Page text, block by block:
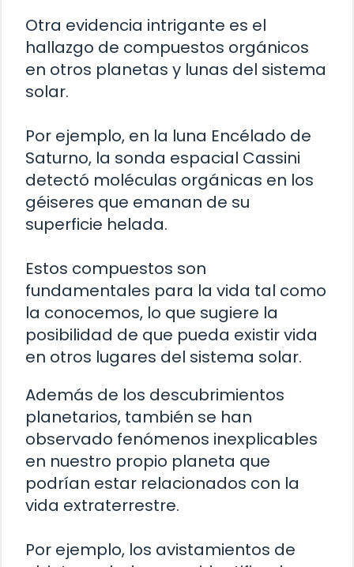
Otra evidencia intrigante es el
hallazgo de compuestos orgánicos
en otros planetas y lunas del sistema
solar.
Por ejemplo, en la luna Encélado de
Saturno, la sonda espacial Cassini
detectó moléculas orgánicas en los
géiseres que emanan de su
superficie helada.
Estos compuestos son
fundamentales para la vida tal como
la conocemos, lo que sugiere la
posibilidad de que pueda existir vida
en otros lugares del sistema solar.
Además de los descubrimientos
planetarios, también se han
observado fenómenos inexplicables
en nuestro propio planeta que
podrían estar relacionados con la
vida extraterrestre.
Por ejemplo, los avistamientos de